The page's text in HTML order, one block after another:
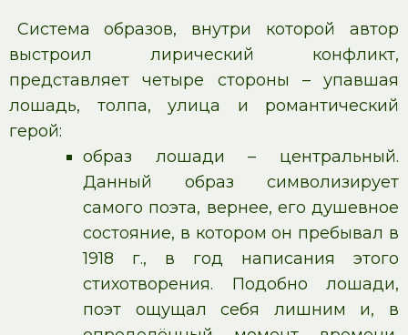
Система образов, внутри которой автор
выстроил лирический конфликт,
представляет четыре стороны – упавшая
лошадь, толпа, улица и романтический
герой:
образ лошади – центральный.
Данный образ символизирует
самого поэта, вернее, его душевное
состояние, в котором он пребывал в
1918 г., в год написания этого
стихотворения. Подобно лошади,
поэт ощущал себя лишним и, в